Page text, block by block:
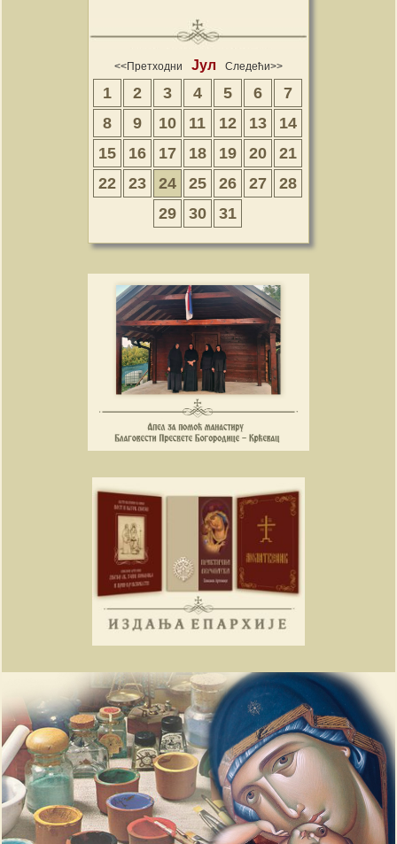
<<Претходни Јул Следећи>>
1 2 3 4 5 6
7
8
9 10 11 12 13
14
15
16 17 18 19 20
21
22
23 24 25 26 27
28
29
30 31